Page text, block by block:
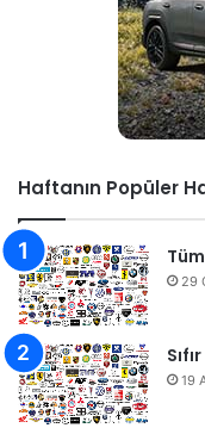
Haftanın Popüler
29
19